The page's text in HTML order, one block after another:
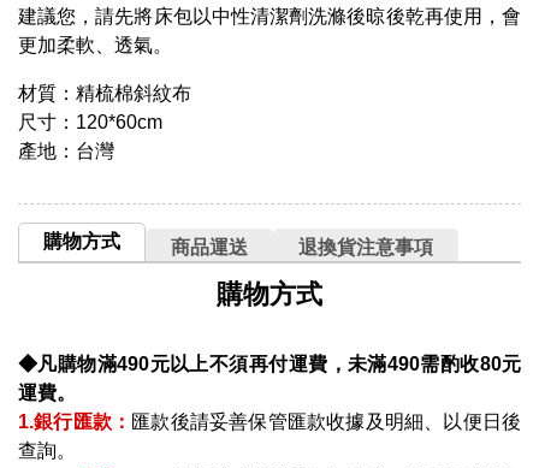
建議您，請先將床包以中性清潔劑洗滌後晾後乾再使用，會
更加柔軟、透氣。
材質：精梳棉斜紋布
尺寸：120*60cm
產地：台灣
購物方式 商品運送 退換貨注意事項
購物方式
◆凡購物滿490元以上不須再付運費，未滿490需酌收80元
運費。
1.銀行匯款： 匯款後請妥善保管匯款收據及明細、以便日後
查詢。